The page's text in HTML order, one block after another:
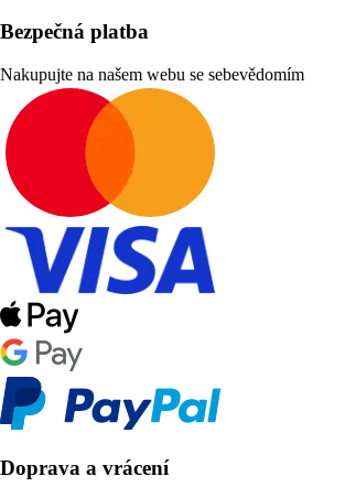
Bezpečná platba
Nakupujte na našem webu se sebevědomím
Doprava a vrácení